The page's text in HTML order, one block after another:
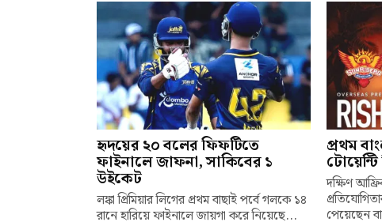
হৃদয়ের ২০ বলের ফিফটিতে
ফাইনালে জাফনা, সাকিবের ১
উইকেট
লঙ্কা প্রিমিয়ার লিগের প্রথম বাছাই পর্বে গলকে ১৪
রানে হারিয়ে ফাইনালে জায়গা করে নিয়েছে...
প্রথম
দক্ষিণ
পেয়েছেন